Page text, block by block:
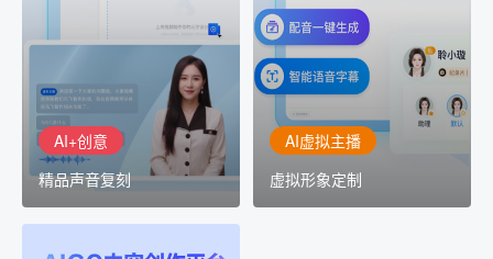
AI+创意
精品声音复刻
AI+创意：AIGC 能力集中
展示窗口，体验 AIGC 给
生活和生产带来的改变
AI虚拟主播
虚拟形象定制
讯飞智作：让每一个内容
创作者高效生产灵活定制